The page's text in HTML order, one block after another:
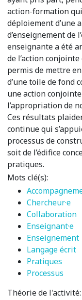
action-formation
déploiement d’une
d’enseignement de
enseignante a été
de l’action
permis de mettre
d’une toile de fond
une action
l’appropriation de
Ces résultats
continue qui
processus de
soit de l’édifice
pratiques.
Mots clé(s):
Chercheur·e
Collaboration
Enseignant·e
Enseignement
Langage écrit
Pratiques
Processus
Théorie de l'activité: